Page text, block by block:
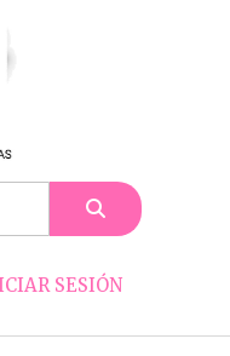
SESIÓN